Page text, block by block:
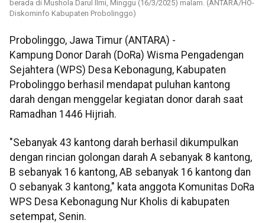
berada di Mushola Darul Ilmi, Minggu (16/3/2025) malam. (ANTARA/HO-
Diskominfo Kabupaten Probolinggo)
Probolinggo, Jawa Timur (ANTARA) -
Kampung Donor Darah (DoRa) Wisma Pengadengan
Sejahtera (WPS) Desa Kebonagung, Kabupaten
Probolinggo berhasil mendapat puluhan kantong
darah dengan menggelar kegiatan donor darah saat
Ramadhan 1446 Hijriah.
"Sebanyak 43 kantong darah berhasil dikumpulkan
dengan rincian golongan darah A sebanyak 8 kantong,
B sebanyak 16 kantong, AB sebanyak 16 kantong dan
O sebanyak 3 kantong," kata anggota Komunitas DoRa
WPS Desa Kebonagung Nur Kholis di kabupaten
setempat, Senin.